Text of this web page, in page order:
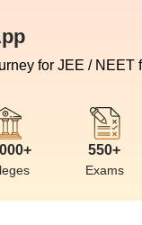
for JEE / NEET
550+
Exams